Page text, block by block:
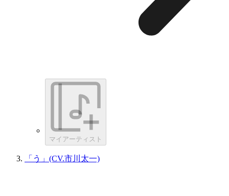
マイアーティスト
「う」(CV.市川太一)